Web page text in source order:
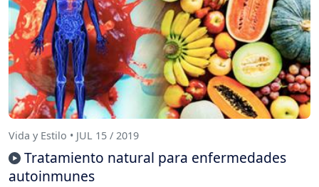
Vida y Estilo • JUL 15 / 2019
Tratamiento natural para enfermedades
autoinmunes